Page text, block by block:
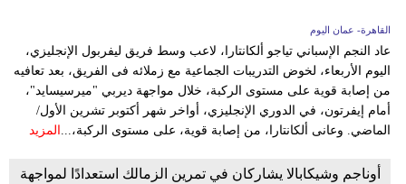
القاهرة- عمان اليوم
عاد النجم الإسباني تياجو ألكانتارا، لاعب وسط فريق ليفربول الإنجليزي،
اليوم الأربعاء، لخوض التدريبات الجماعية مع زملائه فى الفريق، بعد تعافيه
من إصابة قوية على مستوى الركبة، خلال مواجهة ديربي "ميرسيسايد"،
أمام إيفرتون، في الدوري الإنجليزي، أواخر شهر أكتوبر تشرين الأول/
الماضي. وعانى ألكانتارا، من إصابة قوية، على مستوى الركبة،...
المزيد
أوناجم وشيكابالا يشاركان في تمرين الزمالك استعدادًا لمواجهة